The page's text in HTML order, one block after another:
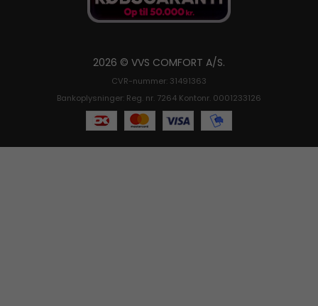
2026 © VVS COMFORT A/S.
CVR-nummer: 31491363
Bankoplysninger: Reg. nr. 7264 Kontonr. 0001233126